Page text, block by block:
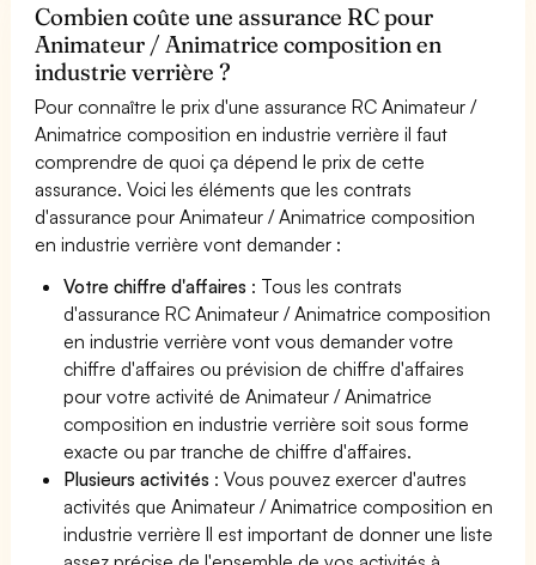
Combien coûte une assurance RC pour
Animateur / Animatrice composition en
industrie verrière ?
Pour connaître le prix d'une assurance RC Animateur /
Animatrice composition en industrie verrière il faut
comprendre de quoi ça dépend le prix de cette
assurance. Voici les éléments que les contrats
d'assurance pour Animateur / Animatrice composition
en industrie verrière vont demander :
Votre chiffre d'affaires : Tous les contrats
d'assurance RC Animateur / Animatrice composition
en industrie verrière vont vous demander votre
chiffre d'affaires ou prévision de chiffre d'affaires
pour votre activité de Animateur / Animatrice
composition en industrie verrière soit sous forme
exacte ou par tranche de chiffre d'affaires.
Plusieurs activités : Vous pouvez exercer d'autres
activités que Animateur / Animatrice composition en
industrie verrière Il est important de donner une liste